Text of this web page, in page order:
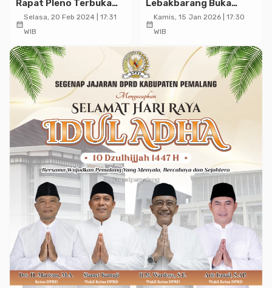
Rapat Pleno Terbuka
Hasil Pemilu 2024
calendar_month
Selasa, 20 Feb 2024 | 17:31
WIB
Lebakbarang Buka
Jalur Terisolasi Akibat
Longsor
calendar_month
Kamis, 15 Jan 2026 | 17:30
WIB